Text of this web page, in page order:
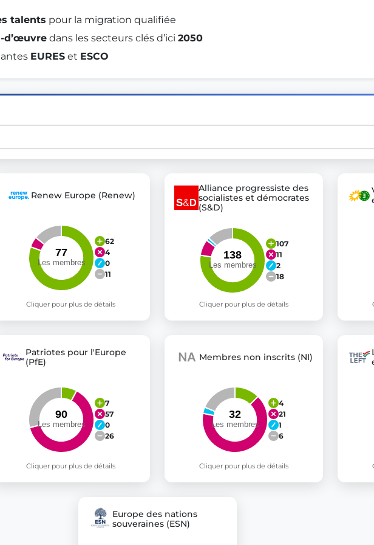
and transparency in Germany and Europe.
policy, or activism.
and bring politics closer to citizens.
talents pour la migration qualifiée
d’œuvre dans les secteurs clés d’ici 2050
EURES et ESCO
Renew Europe (Renew)
62
4
0
11
Cliquer pour plus de détails
Alliance progressiste des
socialistes et démocrates
(S&D)
107
11
2
18
Cliquer pour plus de détails
Patriotes pour l'Europe
(PfE)
7
57
0
26
Cliquer pour plus de détails
Membres non inscrits (NI)
4
21
1
6
Cliquer pour plus de détails
Europe des nations
souveraines (ESN)